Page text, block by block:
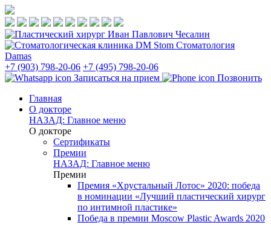
Стоматология
Damas
+7 (903) 798-20-06 +7 (495) 798-20-06
Записаться на прием
Позвонить
Главная
О докторе
НАЗАД: Главное меню
О докторе
Сертификаты
Премии
НАЗАД: Главное меню
Премии
Премия «Хрустальный Лотос» 2020: победа
в номинации «Лучший пластический хирург
по интимной пластике»
Победа в премии Moscow Plastic Awards 2020